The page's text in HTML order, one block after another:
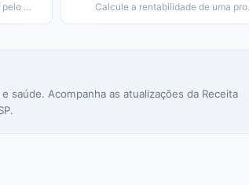
Simule um financiamento rural pelo PRONAF
saúde. Acompanha as atualizações da Receita